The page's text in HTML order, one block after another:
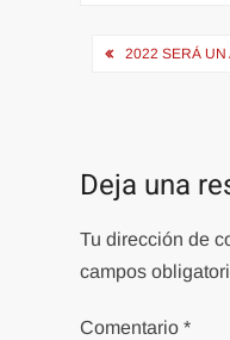
2022 SERÁ UN
Deja una
Tu dirección de
campos
Comentario*